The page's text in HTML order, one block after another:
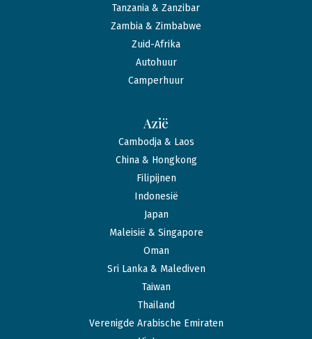
Tanzania & Zanzibar
Zambia & Zimbabwe
Zuid-Afrika
Autohuur
Camperhuur
Azië
Cambodja & Laos
China & Hongkong
Filipijnen
Indonesië
Japan
Maleisië & Singapore
Oman
Sri Lanka & Malediven
Taiwan
Thailand
Verenigde Arabische Emiraten